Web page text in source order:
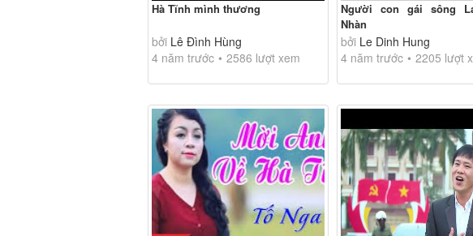
Hà Tĩnh mình thương
bởi Lê Đình Hùng
4 năm trước
2586 lượt xem
Người con gái sông
Nhàn
bởi Le Dinh Hung
4 năm trước
2205 lượt